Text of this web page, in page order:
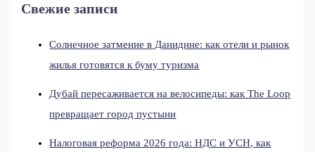
Свежие записи
Солнечное затмение в Данидине: как отели и рынок
жилья готовятся к буму туризма
Дубай пересаживается на велосипеды: как The Loop
превращает город пустыни
Налоговая реформа 2026 года: НДС и УСН, как